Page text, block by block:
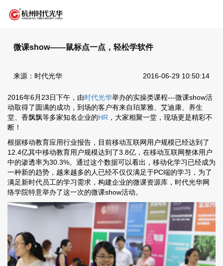
微课show——鼠标点一点，轻松学软件
来源：时代光华 2016-06-29 10:50:14
2016年6月23日下午，由时代光华举办的实操类课程---微课show活
动取得了圆满的成功，到场的客户有来自珀莱雅、艾迪康、养生
堂、香飘飘等多家知名企业的HR ，大家相聚一堂，现场更是精彩不
断！
根据移动教育应用行业报告，目前移动互联网用户规模已经达到了
12.4亿其中移动教育用户规模达到了3.8亿，在移动互联网整体用户
中的渗透率为30.3%。通过这个数据可以看出，移动化学习已经成为
一种新的趋势，越来越多的人已经不仅仅满足于PC端的学习，为了
满足新时代员工的学习需求，构建企业的微课资源库，时代光华网
络学院特意举办了这一次的微课show活动。